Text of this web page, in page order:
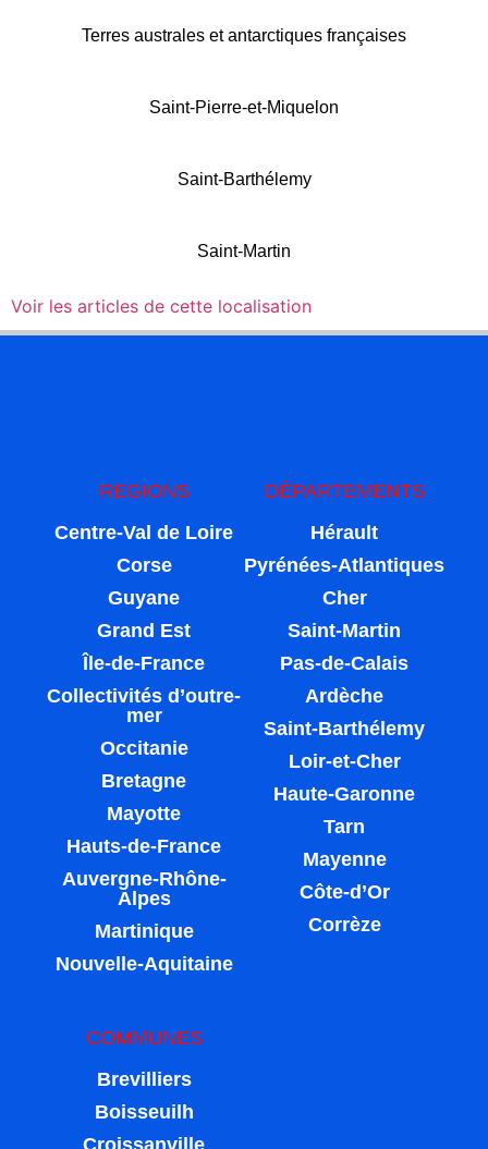
Terres australes et antarctiques françaises
Saint-Pierre-et-Miquelon
Saint-Barthélemy
Saint-Martin
Voir les articles de cette localisation
REGIONS
Centre-Val de Loire
Corse
Guyane
Grand Est
Île-de-France
Collectivités d’outre-
mer
Occitanie
Bretagne
Mayotte
Hauts-de-France
Auvergne-Rhône-
Alpes
Martinique
Nouvelle-Aquitaine
DÉPARTEMENTS
Hérault
Pyrénées-Atlantiques
Cher
Saint-Martin
Pas-de-Calais
Ardèche
Saint-Barthélemy
Loir-et-Cher
Haute-Garonne
Tarn
Mayenne
Côte-d’Or
Corrèze
COMMUNES
Brevilliers
Boisseuilh